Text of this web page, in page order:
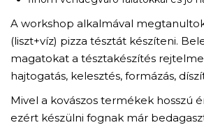
A workshop alkalmával
(liszt+víz) pizza tésztát készíteni.
magatokat a tésztakészítés
hajtogatás, kelesztés, formázás,
Mivel a kovászos termékek hosszú
ezért készülni fognak már